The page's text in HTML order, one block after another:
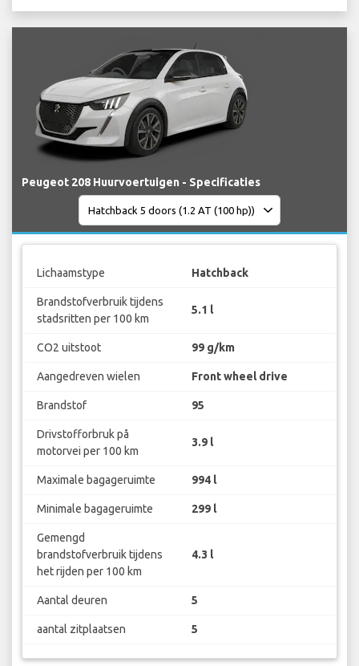
Peugeot 208 Huurvoertuigen - Specificaties
Lichaamstype Hatchback
Brandstofverbruik tijdens
stadsritten per 100 km
5.1 l
CO2 uitstoot 99 g/km
Aangedreven wielen Front wheel drive
Brandstof 95
Drivstofforbruk på
motorvei per 100 km
3.9 l
Maximale bagageruimte 994 l
Minimale bagageruimte 299 l
Gemengd
brandstofverbruik tijdens
het rijden per 100 km
4.3 l
Aantal deuren 5
aantal zitplaatsen 5